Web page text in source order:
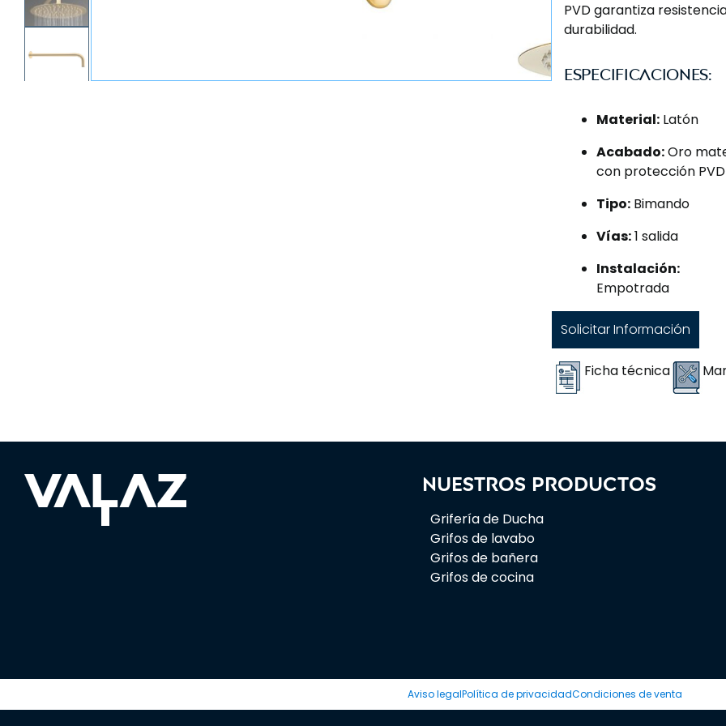
PVD garantiza
durabilidad.
Especificaciones:
Material: Latón
Acabado:Oro
con protección PVD
Tipo: Bimando
Vías:1 salida
Instalación:
Empotrada
Solicitar Información
Ficha técnica
Nuestros productos
Grifería de Ducha
Grifos de lavabo
Grifos de bañera
Grifos de cocina
Aviso legalPolítica de privacidadCondiciones de venta